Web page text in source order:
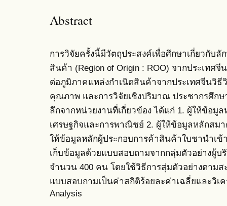
Abstract
การวิจัยครั้งนี้มีวัตถุประสงค์เพื่อศึกษาเกี่ยวกับ
สินค้า (Region of Origin : ROO) จากประเทศ
ต่อภูมิภาคแหล่งกำเนิดสินค้าจากประเทศจีนวิธี
คุณภาพ และการวิจัยเชิงปริมาณ ประชากรศึก
ลึกจากหน่วยงานที่เกี่ยวข้อง ได้แก่ 1. ผู้ให้ข้อมู
เศรษฐกิจและการพาณิชย์ 2. ผู้ให้ข้อมูลหลักส
ให้ข้อมูลหลักผู้ประกอบการค้าสินค้าใบชานำเข้
เก็บข้อมูลด้วยแบบสอบถามจากกลุ่มตัวอย่างผู้บ
จำนวน 400 คน โดยใช้วิธีการสุ่มตัวอย่างตาม
แบบสอบถามเป็นค่าสถิติร้อยละค่าเฉลี่ยและวิเ
Analysis